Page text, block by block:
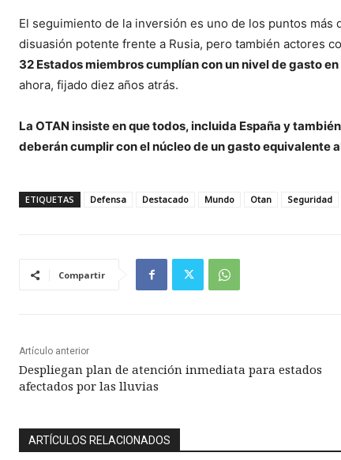
El seguimiento de la inversión es uno de los puntos
disuasión potente frente a Rusia, pero también actores
32 Estados miembros cumplían con un nivel de gasto en
ahora, fijado diez años atrás.
La OTAN insiste en que todos, incluida España y
deberán cumplir con el núcleo de un gasto equivalente
ETIQUETAS Defensa Destacado Mundo Otan Seguridad
Compartir
Artículo anterior
Despliegan plan de atención inmediata para estados
afectados por las lluvias
ARTÍCULOS RELACIONADOS